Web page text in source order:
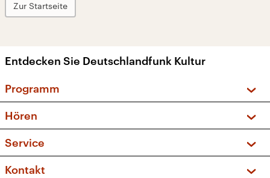
Zur Startseite
Entdecken Sie Deutschlandfunk Kultur
Programm
Sendungen und Podcasts
Musikliste
Kakadu – Das Kinderprogramm
Hören
Frequenzen (UKW + DAB+)
Service
FAQ
Kontakt